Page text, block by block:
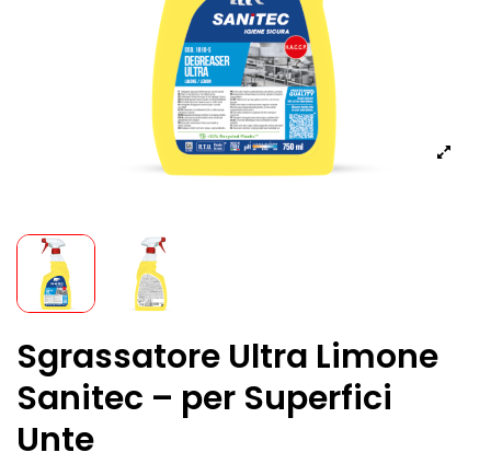
Sgrassatore Ultra Limone
Sanitec – per Superfici
Unte